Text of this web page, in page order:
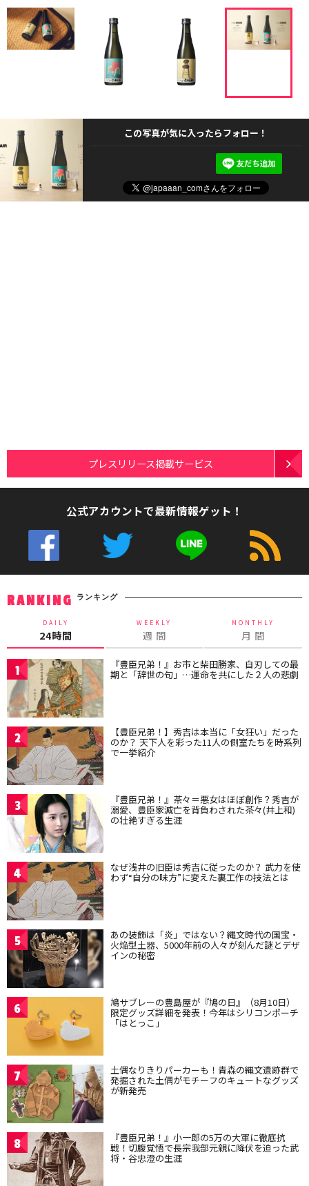
この写真が気に入ったらフォロー！
プレスリリース掲載サービス
公式アカウントで最新情報ゲット！
RANKING ランキング
DAILY
24時間
WEEKLY
週 間
MONTHLY
月 間
1 『豊臣兄弟！』お市と柴田勝家、自刃しての最
期と「辞世の句」…運命を共にした２人の悲劇
2 【豊臣兄弟！】秀吉は本当に「女狂い」だった
のか？ 天下人を彩った11人の側室たちを時系列
で一挙紹介
3 『豊臣兄弟！』茶々＝悪女はほぼ創作？秀吉が
溺愛、豊臣家滅亡を背負わされた茶々(井上和)
の壮絶すぎる生涯
4 なぜ浅井の旧臣は秀吉に従ったのか？ 武力を使
わず“自分の味方”に変えた裏工作の技法とは
5 あの装飾は「炎」ではない？縄文時代の国宝・
火焔型土器、5000年前の人々が刻んだ謎とデザ
インの秘密
6 鳩サブレーの豊島屋が『鳩の日』（8月10日）
限定グッズ詳細を発表！今年はシリコンポーチ
「はとっこ」
7 土偶なりきりパーカーも！青森の縄文遺跡群で
発掘された土偶がモチーフのキュートなグッズ
が新発売
8 『豊臣兄弟！』小一郎の5万の大軍に徹底抗
戦！切腹覚悟で長宗我部元親に降伏を迫った武
将・谷忠澄の生涯